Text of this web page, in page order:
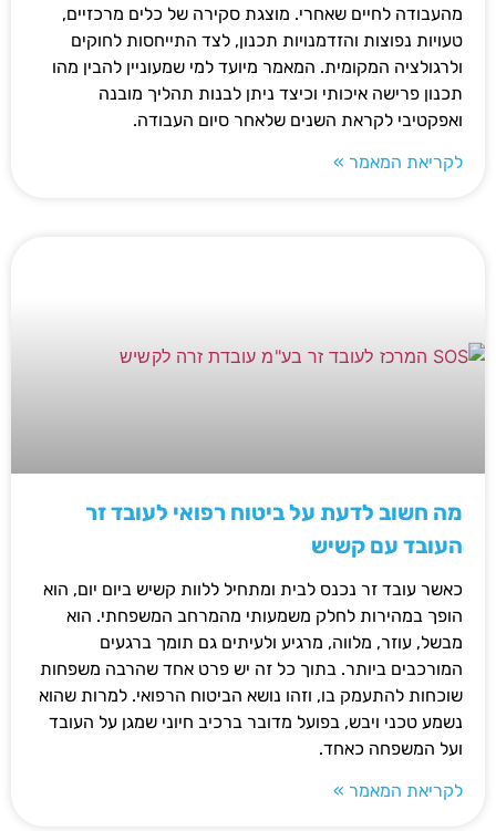
מהעבודה לחיים שאחרי. מוצגת סקירה של כלים מרכזיים,
טעויות נפוצות והזדמנויות תכנון, לצד התייחסות לחוקים
ולרגולציה המקומית. המאמר מיועד למי שמעוניין להבין מהו
תכנון פרישה איכותי וכיצד ניתן לבנות תהליך מובנה
ואפקטיבי לקראת השנים שלאחר סיום העבודה.
לקריאת המאמר »
מה חשוב לדעת על ביטוח רפואי לעובד זר
העובד עם קשיש
כאשר עובד זר נכנס לבית ומתחיל ללוות קשיש ביום יום, הוא
הופך במהירות לחלק משמעותי מהמרחב המשפחתי. הוא
מבשל, עוזר, מלווה, מרגיע ולעיתים גם תומך ברגעים
המורכבים ביותר. בתוך כל זה יש פרט אחד שהרבה משפחות
שוכחות להתעמק בו, וזהו נושא הביטוח הרפואי. למרות שהוא
נשמע טכני ויבש, בפועל מדובר ברכיב חיוני שמגן על העובד
ועל המשפחה כאחד.
לקריאת המאמר »